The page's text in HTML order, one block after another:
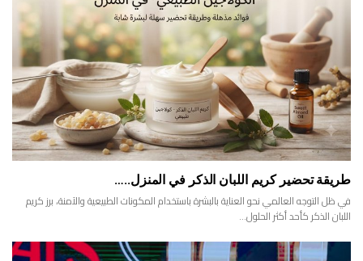
طريقة تحضير كريم اللبان الذكر في المنزل..…
في ظل التوجه العالمي نحو العناية بالبشرة باستخدام المكونات الطبيعية والآمنة، برز كريم
اللبان الذكر كأحد أكثر الحلول…